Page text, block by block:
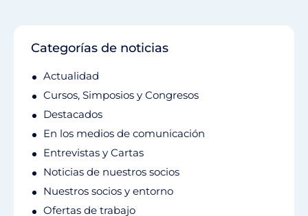
Categorías de noticias
Actualidad
Cursos, Simposios y Congresos
Destacados
En los medios de comunicación
Entrevistas y Cartas
Noticias de nuestros socios
Nuestros socios y entorno
Ofertas de trabajo